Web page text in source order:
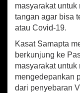
i
K
p
a
n
y
e
masyarakat
tangan agar bisa
atau Covid-19.
Kasat Samapta
berkunjung ke
masyarakat
mengedepankan
dari penyebaran